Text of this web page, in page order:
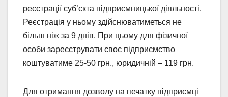
реєстрації суб’єкта підприємницької діяльності.
Реєстрація у ньому здійснюватиметься не
більш ніж за 9 днів. При цьому для фізичної
особи зареєструвати своє підприємство
коштуватиме 25-50 грн., юридичній – 119 грн.
Для отримання дозволу на печатку підприємці